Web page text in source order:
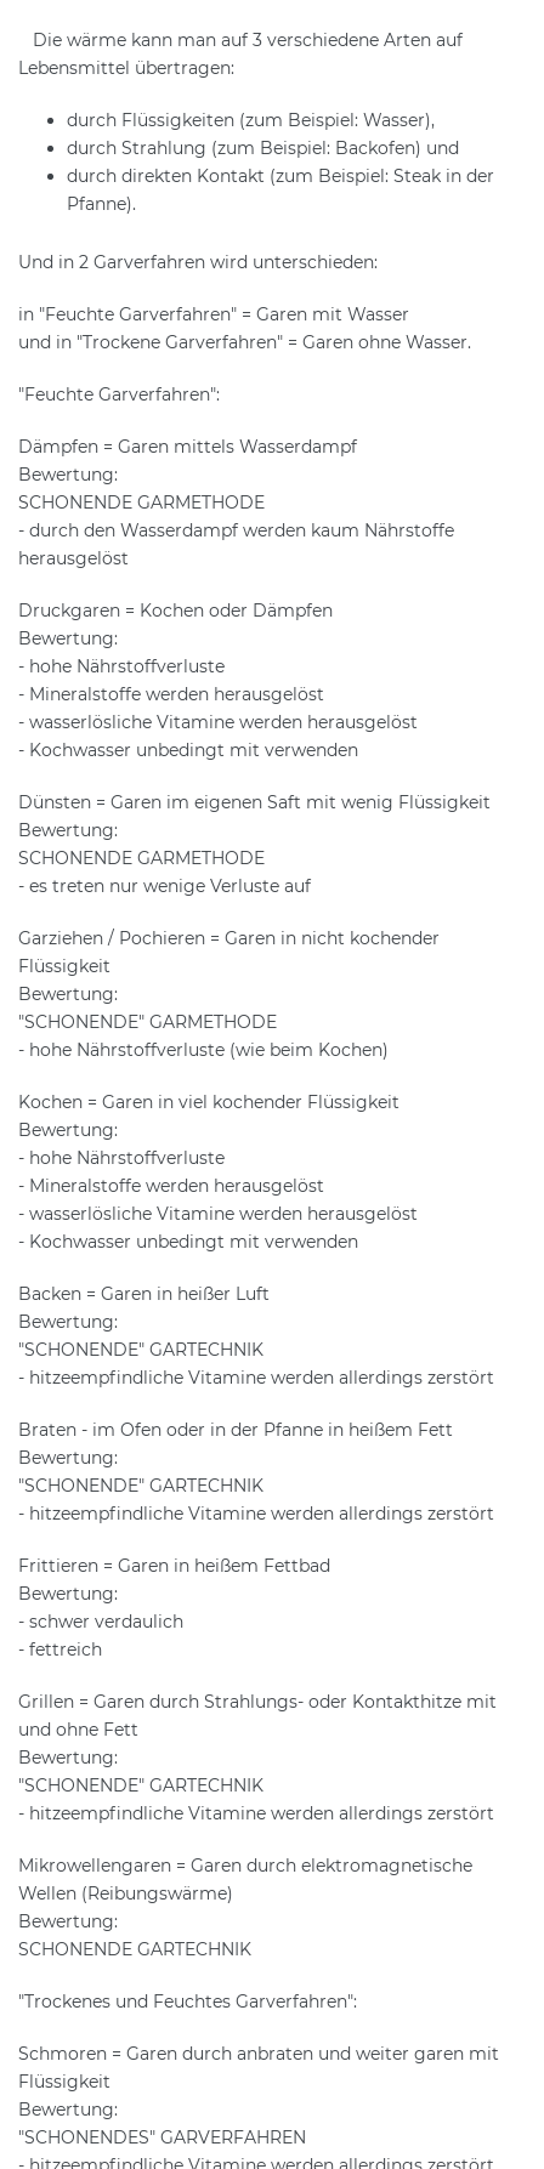
Die wärme kann man auf 3 verschiedene Arten auf
Lebensmittel übertragen:
durch Flüssigkeiten (zum Beispiel: Wasser),
durch Strahlung (zum Beispiel: Backofen) und
durch direkten Kontakt (zum Beispiel: Steak in der
Pfanne).
Und in 2 Garverfahren wird unterschieden:
in "Feuchte Garverfahren" = Garen mit Wasser
und in "Trockene Garverfahren" = Garen ohne Wasser.
"Feuchte Garverfahren":
Dämpfen = Garen mittels Wasserdampf
Bewertung:
SCHONENDE GARMETHODE
- durch den Wasserdampf werden kaum Nährstoffe
herausgelöst
Druckgaren = Kochen oder Dämpfen
Bewertung:
- hohe Nährstoffverluste
- Mineralstoffe werden herausgelöst
- wasserlösliche Vitamine werden herausgelöst
- Kochwasser unbedingt mit verwenden
Dünsten = Garen im eigenen Saft mit wenig Flüssigkeit
Bewertung:
SCHONENDE GARMETHODE
- es treten nur wenige Verluste auf
Garziehen / Pochieren = Garen in nicht kochender
Flüssigkeit
Bewertung:
"SCHONENDE" GARMETHODE
- hohe Nährstoffverluste (wie beim Kochen)
Kochen = Garen in viel kochender Flüssigkeit
Bewertung:
- hohe Nährstoffverluste
- Mineralstoffe werden herausgelöst
- wasserlösliche Vitamine werden herausgelöst
- Kochwasser unbedingt mit verwenden
Backen = Garen in heißer Luft
Bewertung:
"SCHONENDE" GARTECHNIK
- hitzeempfindliche Vitamine werden allerdings zerstört
Braten - im Ofen oder in der Pfanne in heißem Fett
Bewertung:
"SCHONENDE" GARTECHNIK
- hitzeempfindliche Vitamine werden allerdings zerstört
Frittieren = Garen in heißem Fettbad
Bewertung:
- schwer verdaulich
- fettreich
Grillen = Garen durch Strahlungs- oder Kontakthitze mit
und ohne Fett
Bewertung:
"SCHONENDE" GARTECHNIK
- hitzeempfindliche Vitamine werden allerdings zerstört
Mikrowellengaren = Garen durch elektromagnetische
Wellen (Reibungswärme)
Bewertung:
SCHONENDE GARTECHNIK
"Trockenes und Feuchtes Garverfahren":
Schmoren = Garen durch anbraten und weiter garen mit
Flüssigkeit
Bewertung:
"SCHONENDES" GARVERFAHREN